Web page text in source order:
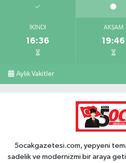
İKINDI
16:36
AKŞAM
19:46
Aylık Vakitler
5ocakgazetesi.com, yepyeni
sadelik ve modernizmi bir araya